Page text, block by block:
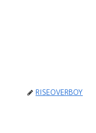
RISEOVERBOY